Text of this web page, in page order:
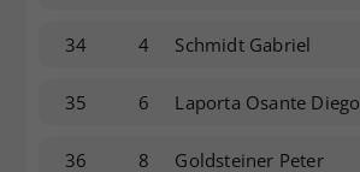
34 4 Schmidt Gabriel
35 6 Laporta Osante Diego
36 8 Goldsteiner Peter